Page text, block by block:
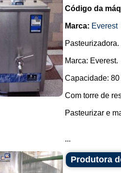
Código da
Marca: Everest
Pasteurizadora.
Marca: Everest.
Capacidade: 80
Com torre de
Pasteurizar e
...
Produtora